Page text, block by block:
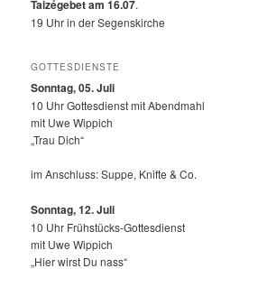
Taizégebet am 16.07.
19 Uhr in der Segenskirche
GOTTESDIENSTE
Sonntag, 05. Juli
10 Uhr Gottesdienst mit Abendmahl
mit Uwe Wippich
„Trau Dich“
im Anschluss: Suppe, Knifte & Co.
Sonntag, 12.Juli
10 Uhr Frühstücks-Gottesdienst
mit Uwe Wippich
„Hier wirst Du nass“